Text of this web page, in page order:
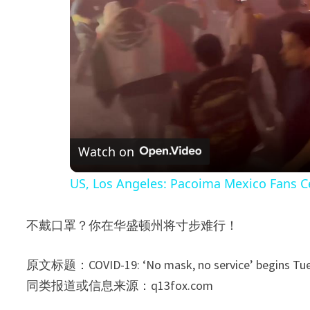
Watch on
US, Los Angeles: Pacoima Mexico Fans
不戴口罩？你在华盛顿州将寸步难行！
原文标题：COVID-19: ‘No mask, no service’ begins
同类报道或信息来源：q13fox.com